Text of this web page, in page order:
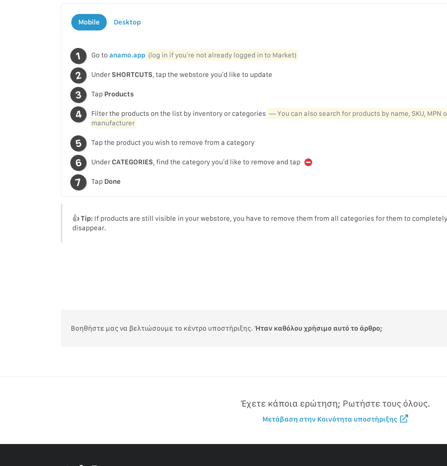
Mobile Desktop
Go to anamo.app (log in if you’re not already logged in to Market)
UnderSHORTCUTS , tap the webstore you’d like to update
Tap Products
Filter the products on the list by inventory or categories — You can also search for products by name, SKU, MPN
manufacturer
Tap the product you wish to remove from a category
UnderCATEGORIES , find the category you’d like to remove and tap
Tap Done
👍Tip:If products are still visible in your webstore, you have to remove them from all categories for them to completely
disappear.
Βοηθήστε μας να βελτιώσουμε το κέντρο υποστήριξης. Ήταν καθόλου χρήσιμο αυτό το άρθρο;
Έχετε κάποια ερώτηση; Ρωτήστε τους όλους.
Μετάβαση στην Κοινότητα υποστήριξης